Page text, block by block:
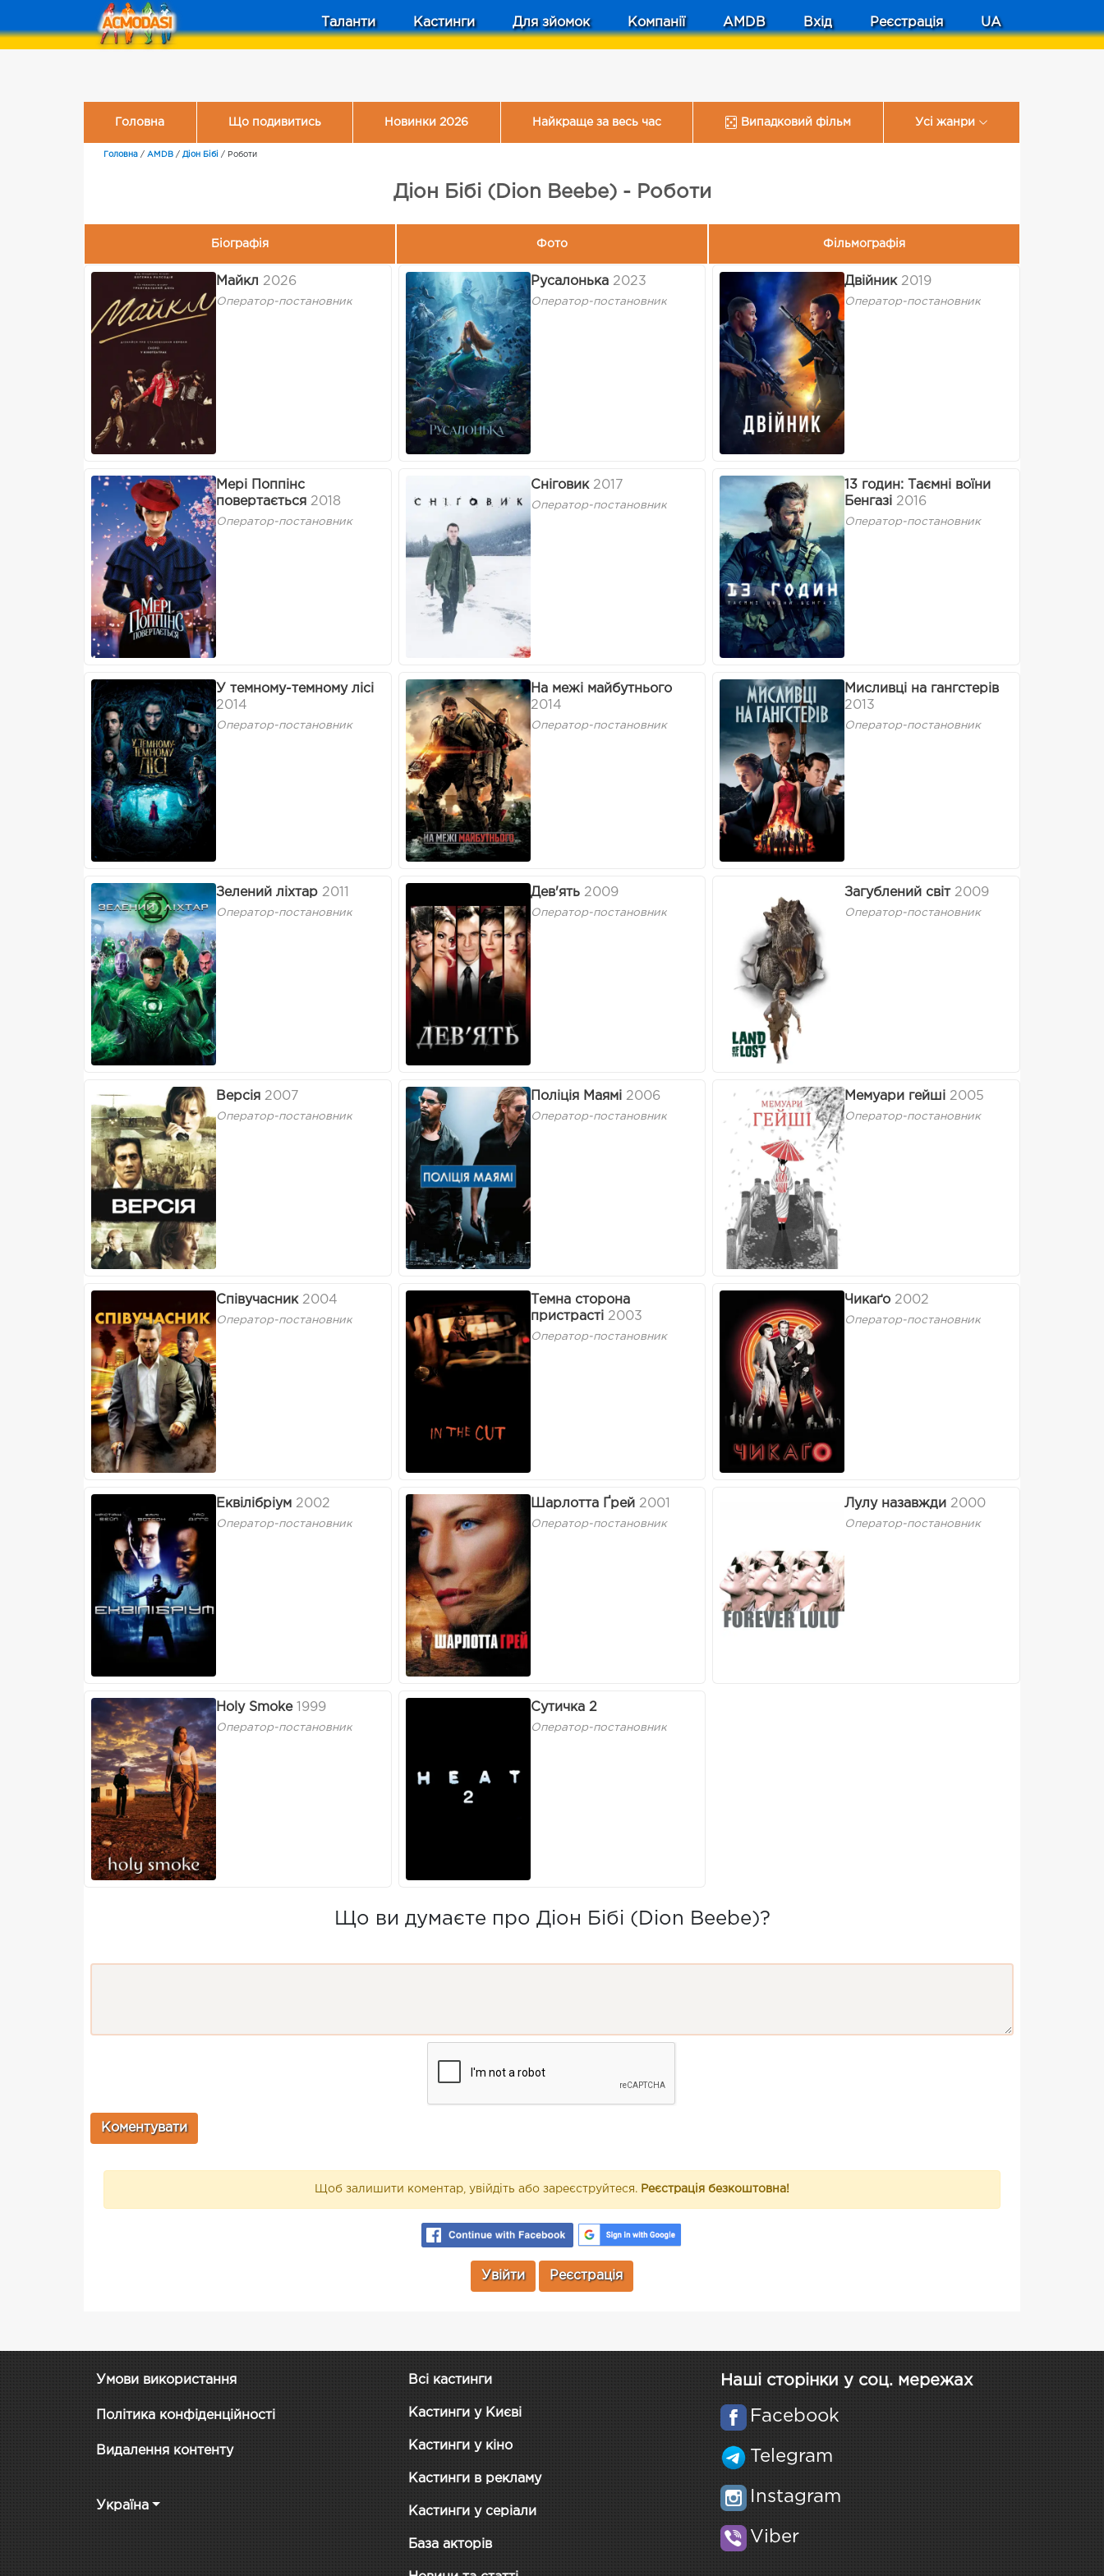
Таланти Кастинги Для зйомок Компанії AMDB Вхід Реєстрація UA
Головна Що подивитись Новинки 2026 Найкраще за весь час Випадковий фільм Усі жанри
Головна / AMDB / Діон Бібі / Роботи
Діон Бібі (Dion Beebe) - Роботи
Біографія Фото Фільмографія
Майкл 2026
Оператор-постановник
Русалонька 2023
Оператор-постановник
Двійник 2019
Оператор-постановник
Мері Поппінс
повертається 2018
Оператор-постановник
Сніговик 2017
Оператор-постановник
13 годин: Таємні воїни
Бенгазі 2016
Оператор-постановник
У темному-темному лісі
2014
Оператор-постановник
На межі майбутнього
2014
Оператор-постановник
Мисливці на гангстерів
2013
Оператор-постановник
Зелений ліхтар 2011
Оператор-постановник
Дев'ять 2009
Оператор-постановник
Загублений світ 2009
Оператор-постановник
Версія 2007
Оператор-постановник
Поліція Маямі 2006
Оператор-постановник
Мемуари гейші 2005
Оператор-постановник
Співучасник 2004
Оператор-постановник
Темна сторона
пристрасті 2003
Оператор-постановник
Чикаґо 2002
Оператор-постановник
Еквілібріум 2002
Оператор-постановник
Шарлотта Ґрей 2001
Оператор-постановник
Лулу назавжди 2000
Оператор-постановник
Holy Smoke 1999
Оператор-постановник
Сутичка 2
Оператор-постановник
Що ви думаєте про Діон Бібі (Dion Beebe)?
Щоб залишити коментар, увійдіть або зареєструйтеся. Реєстрація безкоштовна!
Увійти Реєстрація
Умови використання
Політика конфіденційності
Видалення контенту
Україна
Всі кастинги
Кастинги у Києві
Кастинги у кіно
Кастинги в рекламу
Кастинги у серіали
База акторів
Наші сторінки у соц. мережах
Facebook
Telegram
Instagram
Viber